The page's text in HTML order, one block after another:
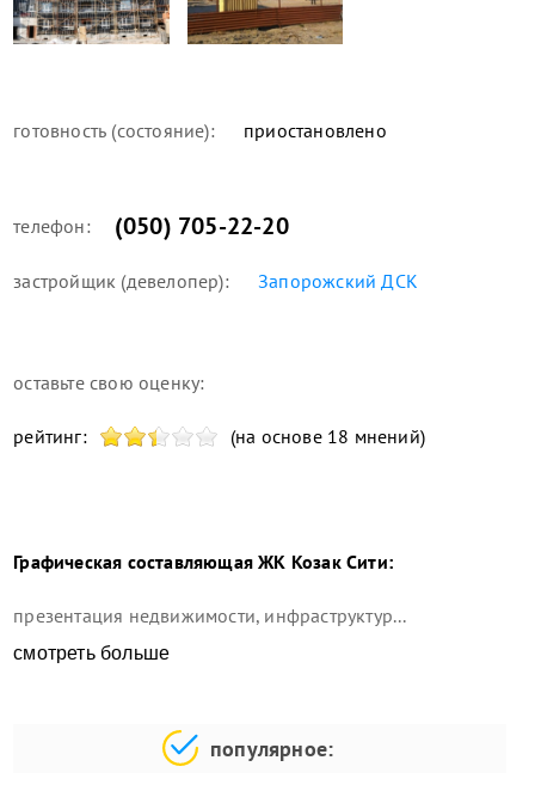
готовность (состояние): приостановлено
телефон: (050) 705-22-20
застройщик (девелопер): Запорожский ДСК
оставьте свою оценку:
рейтинг: (на основе 18 мнений)
Графическая составляющая ЖК Козак Сити:
презентация недвижимости, инфраструктур...
смотреть больше
популярное: